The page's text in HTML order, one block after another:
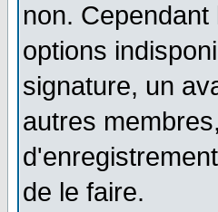
non.
options
signature, un
autres
de le faire.